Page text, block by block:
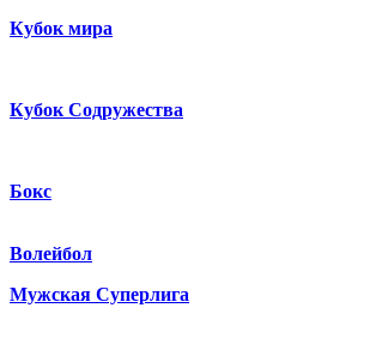
Кубок мира
Кубок Содружества
Бокс
Волейбол
Мужская Суперлига